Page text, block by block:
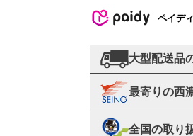
ペイデ
大型配送品
最寄りの西
全国の取り